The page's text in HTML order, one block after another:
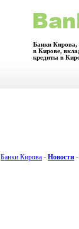
Банки
в Кирове,
кредиты в
Банки Кирова - Новости -